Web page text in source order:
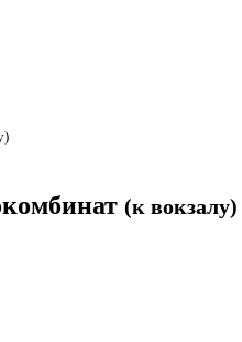
(к вокзалу)